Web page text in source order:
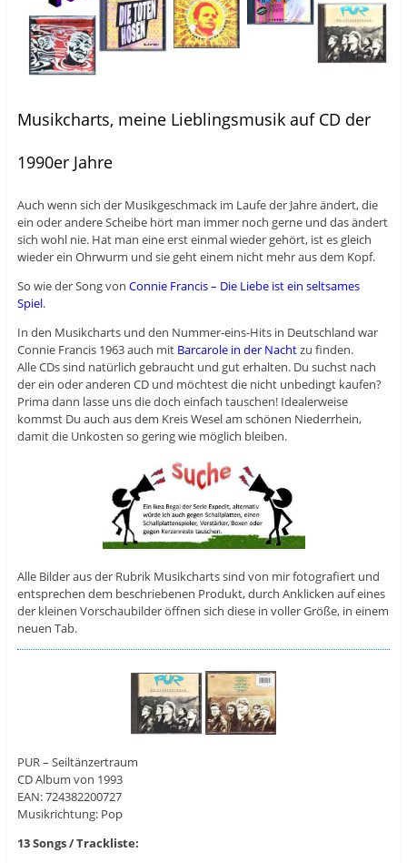
Musikcharts, meine Lieblingsmusik auf CD der
1990er Jahre
Auch wenn sich der Musikgeschmack im Laufe der Jahre ändert, die
ein oder andere Scheibe hört man immer noch gerne und das ändert
sich wohl nie. Hat man eine erst einmal wieder gehört, ist es gleich
wieder ein Ohrwurm und sie geht einem nicht mehr aus dem Kopf.
So wie der Song von Connie Francis – Die Liebe ist ein seltsames
Spiel.
In den Musikcharts und den Nummer-eins-Hits in Deutschland war
Connie Francis 1963 auch mit Barcarole in der Nachtzu finden.
Alle CDs sind natürlich gebraucht und gut erhalten. Du suchst nach
der ein oder anderen CD und möchtest die nicht unbedingt kaufen?
Prima dann lasse uns die doch einfach tauschen! Idealerweise
kommst Du auch aus dem Kreis Wesel am schönen Niederrhein,
damit die Unkosten so gering wie möglich bleiben.
Alle Bilder aus der Rubrik Musikcharts sind von mir fotografiert und
entsprechen dem beschriebenen Produkt, durch Anklicken auf eines
der kleinen Vorschaubilder öffnen sich diese in voller Größe, in einem
neuen Tab.
PUR – Seiltänzertraum
CD Album von 1993
EAN: 724382200727
Musikrichtung: Pop
13 Songs / Trackliste: